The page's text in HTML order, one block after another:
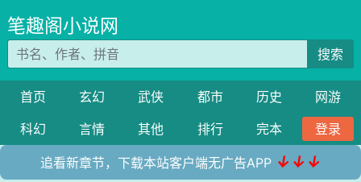
笔趣阁小说网
搜索
首页 玄幻 武侠 都市 历史
网游
科幻
言情 其他 排行 完本 登录
追看新章节，下载本站客户端无广告APP ↓↓↓